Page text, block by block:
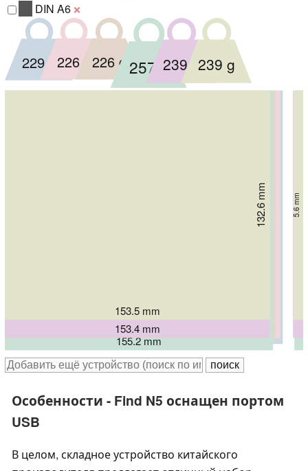
DIN A6 ❌
160.87 mm
4.21 mm
229 g
159.4 mm
143.3 mm 4.6 mm
226 g
156.6 mm
145.3 mm 4.35 mm
226 g
155.2 mm
150.2 mm 5.1 mm
257 g
153.4 mm
143.1 mm 5.9 mm
239 g
153.5 mm
132.6 mm 5.6 mm
239 g
Особенности - Find N5 оснащен портом
USB
В целом, складное устройство китайского